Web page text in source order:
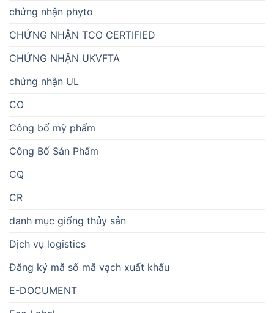
chứng nhận phyto
CHỨNG NHẬN TCO CERTIFIED
CHỨNG NHẬN UKVFTA
chứng nhận UL
CO
Công bố mỹ phẩm
Công Bố Sản Phẩm
CQ
CR
danh mục giống thủy sản
Dịch vụ logistics
Đăng ký mã số mã vạch xuất khẩu
E-DOCUMENT